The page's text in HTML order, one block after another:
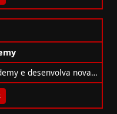
Explore os cursos gratuitos da Udemy e desenvolva novas habilidades em tecnologia, negócios, design e muito mais — tudo online e em português!